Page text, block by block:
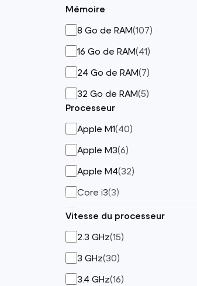
4480 x 2520
4480x2520(39)
5120x2880(12)
5120 x 2880(9)
6016 x 3384(1)
Mémoire
8 Go de RAM(107)
16 Go de RAM(41)
24 Go de RAM(7)
32 Go de RAM(5)
Processeur
Apple M1(40)
Apple M3(6)
Apple M4(32)
Core i3(3)
Core i5(75)
Core i7(3)
Core i9(1)
Vitesse du processeur
2.3 GHz(15)
3 GHz(30)
3.4 GHz(16)